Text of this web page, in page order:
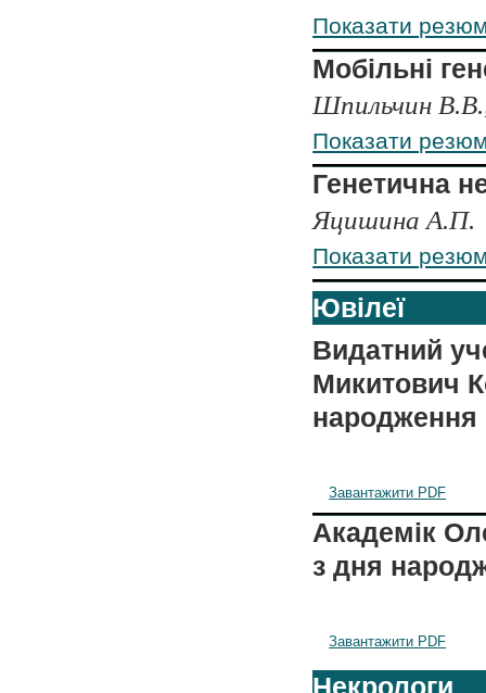
Показати
Мобільні
Шпильчин
Показати
Генетична
Яцишина А.П.
Показати
Ювілеї
Видатний
Микитович
народження
Завантажити PDF
Академік
з дня
Завантажити PDF